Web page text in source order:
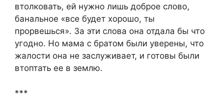
втолковать, ей нужно лишь доброе слово,
банальное «все будет хорошо, ты
прорвешься». За эти слова она отдала бы что
угодно. Но мама с братом были уверены, что
жалости она не заслуживает, и готовы были
втоптать ее в землю.
***